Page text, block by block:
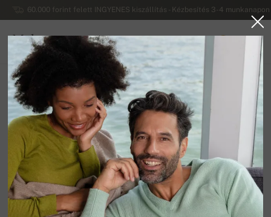
60.000 forint felett INGYENES kiszállítás - Kézbesítés 3-4
Mahogany
MAGYARORSZÁG
Vissza a főoldalra Férfi pulóverek